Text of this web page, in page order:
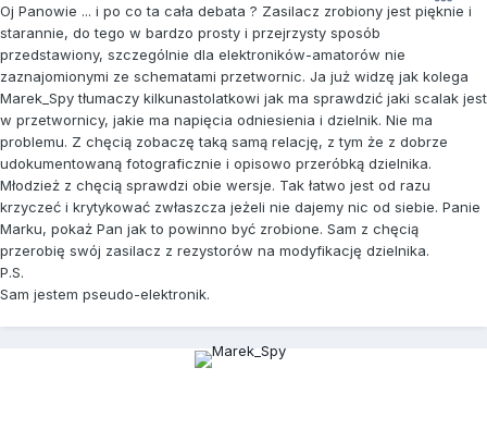
Oj Panowie ... i po co ta cała debata ? Zasilacz zrobiony jest pięknie i
starannie, do tego w bardzo prosty i przejrzysty sposób
przedstawiony, szczególnie dla elektroników-amatorów nie
zaznajomionymi ze schematami przetwornic. Ja już widzę jak kolega
Marek_Spy tłumaczy kilkunastolatkowi jak ma sprawdzić jaki scalak jest
w przetwornicy, jakie ma napięcia odniesienia i dzielnik. Nie ma
problemu. Z chęcią zobaczę taką samą relację, z tym że z dobrze
udokumentowaną fotograficznie i opisowo przeróbką dzielnika.
Młodzież z chęcią sprawdzi obie wersje. Tak łatwo jest od razu
krzyczeć i krytykować zwłaszcza jeżeli nie dajemy nic od siebie. Panie
Marku, pokaż Pan jak to powinno być zrobione. Sam z chęcią
przerobię swój zasilacz z rezystorów na modyfikację dzielnika.
P.S.
Sam jestem pseudo-elektronik.